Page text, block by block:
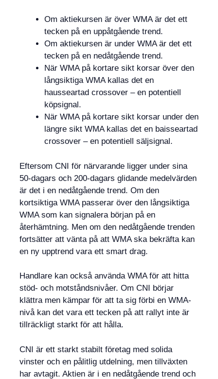
Om aktiekursen är över WMA är det ett
tecken på en uppåtgående trend.
Om aktiekursen är under WMA är det ett
tecken på en nedåtgående trend.
När WMA på kortare sikt korsar över den
långsiktiga WMA kallas det en
hausseartad crossover – en potentiell
köpsignal.
När WMA på kortare sikt korsar under den
längre sikt WMA kallas det en baisseartad
crossover – en potentiell säljsignal.
Eftersom CNI för närvarande ligger under sina
50-dagars och 200-dagars glidande medelvärden
är det i en nedåtgående trend. Om den
kortsiktiga WMA passerar över den långsiktiga
WMA som kan signalera början på en
återhämtning. Men om den nedåtgående trenden
fortsätter att vänta på att WMA ska bekräfta kan
en ny upptrend vara ett smart drag.
Handlare kan också använda WMA för att hitta
stöd- och motståndsnivåer. Om CNI börjar
klättra men kämpar för att ta sig förbi en WMA-
nivå kan det vara ett tecken på att rallyt inte är
tillräckligt starkt för att hålla.
CNI är ett starkt stabilt företag med solida
vinster och en pålitlig utdelning, men tillväxten
har avtagit. Aktien är i en nedåtgående trend och